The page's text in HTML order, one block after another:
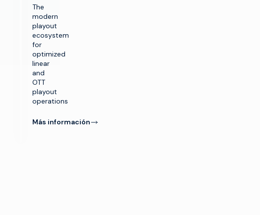
The
modern
playout
ecosystem
for
optimized
linear
and
OTT
playout
operations
Más información